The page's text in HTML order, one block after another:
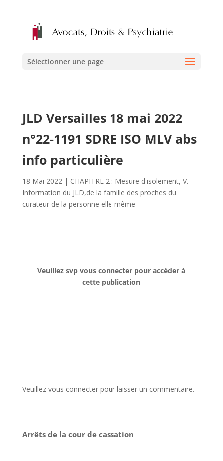
Sélectionner une page
JLD Versailles 18 mai 2022
n°22-1191 SDRE ISO MLV abs
info particulière
18 Mai 2022| CHAPITRE 2 : Mesure d'isolement, V.
Information du JLD,de la famille des proches du
curateur de la personne elle-même
Veuillez svp vous connecter pour accéder à
cette publication
Veuillez vous connecter pour laisser un commentaire.
Arrêts de la cour de cassation